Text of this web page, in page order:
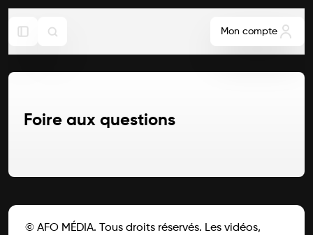
Mon compte
Foire aux questions
© AFO MÉDIA. Tous droits réservés. Les vidéos,